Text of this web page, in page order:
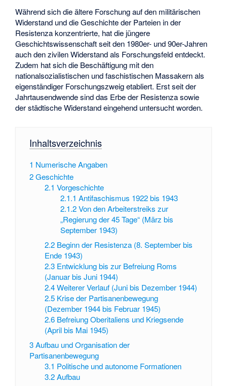
Während sich die ältere Forschung auf den militärischen
Widerstand und die Geschichte der Parteien in der
Resistenza konzentrierte, hat die jüngere
Geschichtswissenschaft seit den 1980er- und 90er-Jahren
auch denzivilen Widerstandals Forschungsfeld entdeckt.
Zudem hat sich die Beschäftigung mit den
nationalsozialistischen und faschistischen Massakern als
eigenständiger Forschungszweig etabliert. Erst seit der
Jahrtausendwende sind das Erbe der Resistenza sowie
der städtische Widerstand eingehend untersucht worden.
Inhaltsverzeichnis
1 Numerische Angaben
2Geschichte
2.1 Vorgeschichte
2.1.1 Antifaschismus 1922 bis 1943
2.1.2 Von den Arbeiterstreiks zur
„Regierung der 45 Tage“ (März bis
September 1943)
2.2 Beginn der Resistenza (8. September bis
Ende 1943)
2.3 Entwicklung bis zur Befreiung Roms
(Januar bis Juni 1944)
2.4 Weiterer Verlauf (Juni bis Dezember 1944)
2.5 Krise der Partisanenbewegung
(Dezember 1944 bis Februar 1945)
2.6 Befreiung Oberitaliens und Kriegsende
(April bis Mai 1945)
3Aufbau und Organisation der
Partisanenbewegung
3.1 Politische und autonome Formationen
3.2 Aufbau